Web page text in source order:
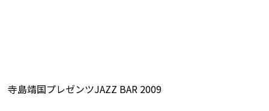
寺島靖国プレゼンツJAZZ BAR 2009